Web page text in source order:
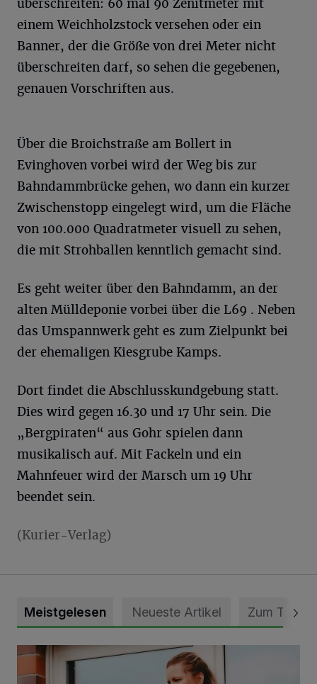
überschreiten: 60 mal 90 Zenitmeter mit
einem Weichholzstock versehen oder ein
Banner, der die Größe von drei Meter nicht
überschreiten darf, so sehen die gegebenen,
genauen Vorschriften aus.
Über die Broichstraße am Bollert in
Evinghoven vorbei wird der Weg bis zur
Bahndammbrücke gehen, wo dann ein kurzer
Zwischenstopp eingelegt wird, um die Fläche
von 100.000 Quadratmeter visuell zu sehen,
die mit Strohballen kenntlich gemacht sind.
Es geht weiter über den Bahndamm, an der
alten Mülldeponie vorbei über die L69 . Neben
das Umspannwerk geht es zum Zielpunkt bei
der ehemaligen Kiesgrube Kamps.
Dort findet die Abschlusskundgebung statt.
Dies wird gegen 16.30 und 17 Uhr sein. Die
„Bergpiraten“ aus Gohr spielen dann
musikalisch auf. Mit Fackeln und ein
Mahnfeuer wird der Marsch um 19 Uhr
beendet sein.
(Kurier-Verlag)
Meistgelesen Neueste Artikel Zum Thema
DRK Grevenbroich feiert Einweihung des neuen Domizils